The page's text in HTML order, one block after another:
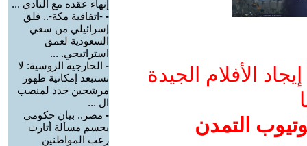
الأفلام الجيدة
التمدن
إنهاء عقده مع النادي ...
- -اتفاقية مكة-.. قلق
إسرائيلي من سعي
السعودية لعمق
استراتيجي. ...
- الخارجية الروسية: لا
نستبعد إمكانية ظهور
مرشحين جدد لمنصب
ال ...
- مصر.. بيان حكومي
يحسم مسألة أثارت
رعب المواطنين